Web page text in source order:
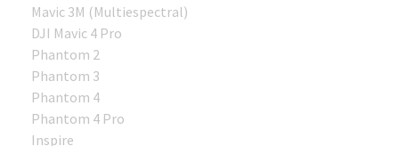
Mavic 3M (Multiespectral)
DJI Mavic 4 Pro
Phantom 2
Phantom 3
Phantom 4
Phantom 4 Pro
Inspire